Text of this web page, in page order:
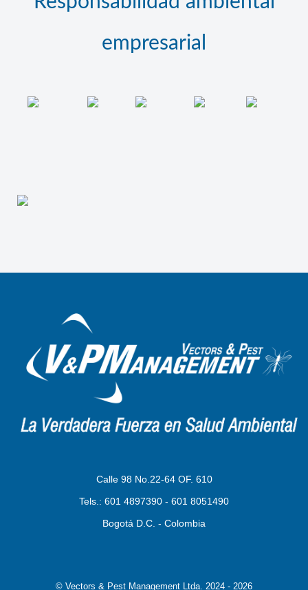
empresarial
Calle 98 No.22-64 OF. 610
Tels.: 601 4897390 - 601 8051490
Bogotá D.C. - Colombia
© Vectors & Pest Management Ltda. 2024 - 2026